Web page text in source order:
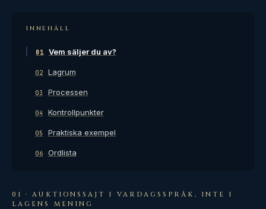
INNEHÅLL
01 Vem säljer du av?
02 Lagrum
03 Processen
04 Kontrollpunkter
05 Praktiska exempel
06 Ordlista
01 · AUKTIONSSAJT I VARDAGSSPRÅK, INTE I
LAGENS MENING